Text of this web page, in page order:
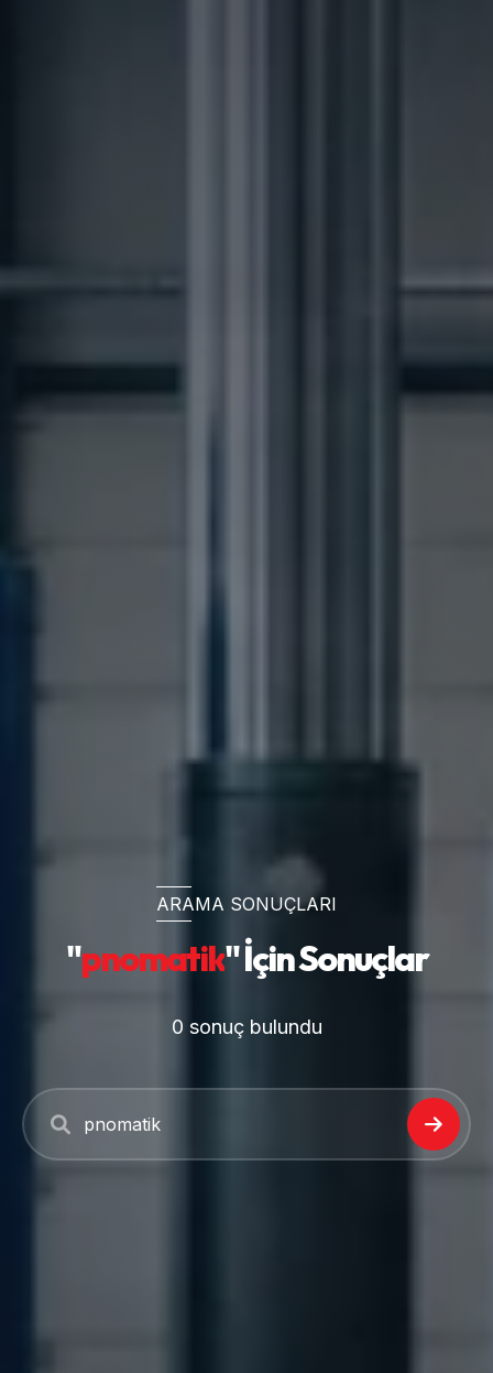
ARAMA SONUÇLARI
"pnomatik" İçin Sonuçlar
0 sonuç bulundu